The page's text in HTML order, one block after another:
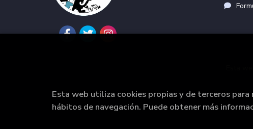
Esta web utiliza cookies propias y de terceros
hábitos de navegación. Puede obtener más